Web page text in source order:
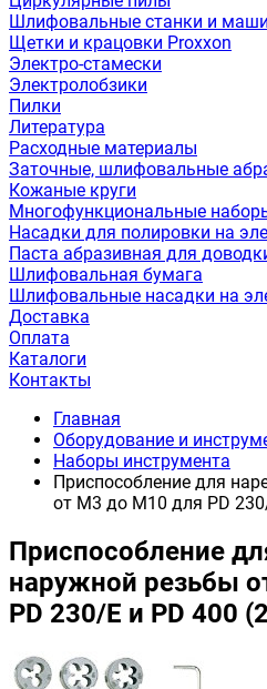
Шлифовальные станки и
Щетки и крацовки Proxxon
Электро-стамески
Электролобзики
Пилки
Литература
Расходные материалы
Заточные, шлифовальные
Кожаные круги
Многофункциональные
Насадки для полировки на
Паста абразивная для
Шлифовальная бумага
Шлифовальные насадки на
Доставка
Оплата
Каталоги
Контакты
Главная
Оборудование и
Наборы инструмента
Приспособление для
от М3 до М10 для PD
Приспособление
наружной резьбы
PD 230/E и PD 400